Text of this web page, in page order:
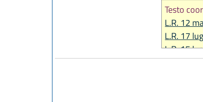
Testo
L.R. 12
L.R. 17
L.R. 15
L.R. 2